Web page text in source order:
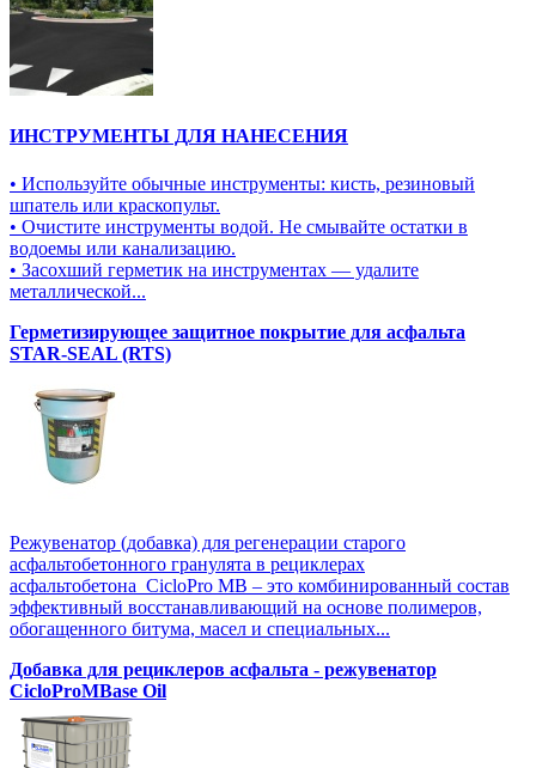
ИНСТРУМЕНТЫ ДЛЯ НАНЕСЕНИЯ
• Используйте обычные инструменты: кисть, резиновый
шпатель или краскопульт.
• Очистите инструменты водой. Не смывайте остатки в
водоемы или канализацию.
• Засохший герметик на инструментах — удалите
металлической...
Герметизирующее защитное покрытие для асфальта
STAR-SEAL (RTS)
Режувенатор (добавка) для регенерации старого
асфальтобетонного гранулята в рециклерах
асфальтобетона CicloPro MB – это комбинированный состав
эффективный восстанавливающий на основе полимеров,
обогащенного битума, масел и специальных...
Добавка для рециклеров асфальта - режувенатор
CicloProMBase Oil